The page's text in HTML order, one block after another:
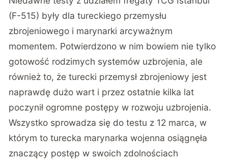
(F-515) były dla tureckiego przemysłu
zbrojeniowego i marynarki arcyważnym
momentem. Potwierdzono w nim bowiem nie tylko
gotowość rodzimych systemów uzbrojenia, ale
również to, że turecki przemysł zbrojeniowy jest
naprawdę dużo wart i przez ostatnie kilka lat
poczynił ogromne postępy w rozwoju uzbrojenia.
Wszystko sprowadza się do testu z 12 marca, w
którym to turecka marynarka wojenna osiągnęła
znaczący postęp w swoich zdolnościach